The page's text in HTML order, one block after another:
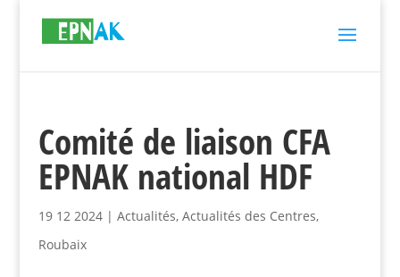
Comité de liaison CFA
EPNAK national HDF
19 12 2024| Actualités, Actualités des Centres,
Roubaix